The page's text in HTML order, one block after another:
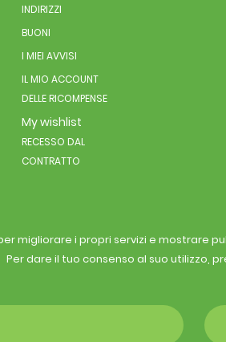
INDIRIZZI
BUONI
I MIEI AVVISI
IL MIO ACCOUNT
DELLE RICOMPENSE
My wishlist
RECESSO DAL
CONTRATTO
migliorare i propri servizi e mostrare
Per dare il tuo consenso al suo utilizzo,